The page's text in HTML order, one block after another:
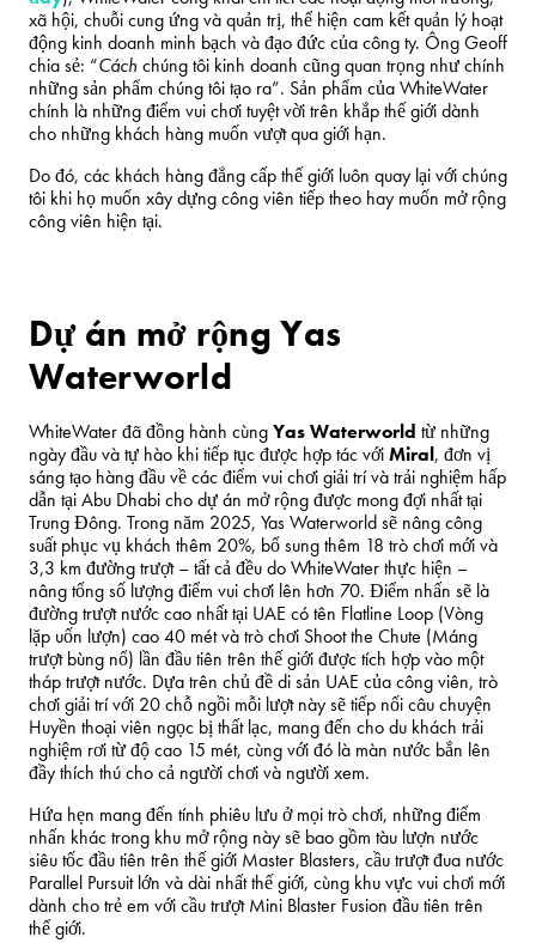
xã hội, chuỗi cung ứng và quản trị, thể hiện cam kết quản lý hoạt
động kinh doanh minh bạch và đạo đức của công ty. Ông Geoff
chia sẻ: “Cách chúng tôi kinh doanh cũng quan trọng như chính
những sản phẩm chúng tôi tạo ra”. Sản phẩm của WhiteWater
chính là những điểm vui chơi tuyệt vời trên khắp thế giới dành
cho những khách hàng muốn vượt qua giới hạn.
Do đó, các khách hàng đẳng cấp thế giới luôn quay lại với chúng
tôi khi họ muốn xây dựng công viên tiếp theo hay muốn mở rộng
công viên hiện tại.
Dự án mở rộng Yas
Waterworld
WhiteWater đã đồng hành cùngYas Waterworld từ những
ngày đầu và tự hào khi tiếp tục được hợp tác vớiMiral, đơn vị
sáng tạo hàng đầu về các điểm vui chơi giải trí và trải nghiệm hấp
dẫn tạiAbu Dhabicho dự án mở rộng được mong đợi nhất tại
Trung Đông. Trong năm 2025, Yas Waterworld sẽ nâng công
suất phục vụ khách thêm 20%, bổ sung thêm 18 trò chơi mới và
3,3 km đường trượt – tất cả đều do WhiteWater thực hiện –
nâng tổng số lượng điểm vui chơi lên hơn 70. Điểm nhấn sẽ là
đường trượt nước cao nhất tại UAE có tên Flatline Loop (Vòng
lặp uốn lượn) cao 40 mét và trò chơi Shoot the Chute (Máng
trượt bùng nổ) lần đầu tiên trên thế giới được tích hợp vào một
tháp trượt nước. Dựa trên chủ đề di sản UAE của công viên, trò
chơi giải trí với 20 chỗ ngồi mỗi lượt này sẽ tiếp nối câu chuyện
Huyền thoại viên ngọc bị thất lạc, mang đến cho du khách trải
nghiệm rơi từ độ cao 15 mét, cùng với đó là màn nước bắn lên
đầy thích thú cho cả người chơi và người xem.
Hứa hẹn mang đến tính phiêu lưu ở mọi trò chơi, những điểm
nhấn khác trong khu mở rộng này sẽ bao gồm tàu lượn nước
siêu tốc đầu tiên trên thế giới Master Blasters, cầu trượt đua nước
Parallel Pursuit lớn và dài nhất thế giới, cùng khu vực vui chơi mới
dành cho trẻ em với cầu trượt Mini Blaster Fusion đầu tiên trên
thế giới.